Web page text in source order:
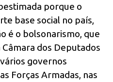
porque o
base social no país,
é o bolsonarismo, que
dos Deputados
governos
Forças Armadas, nas